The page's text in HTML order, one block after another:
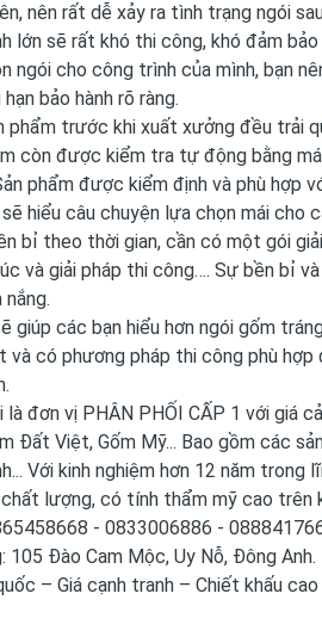
nên rất dễ xảy ra tình trạng ngói
lớn sẽ rất khó thi công, khó đảm
ngói cho công trình của mình, bạn
bảo hành rõ ràng.
phẩm trước khi xuất xưởng đều trải
còn được kiểm tra tự động bằng
phẩm được kiểm định và phù hợp
hiểu câu chuyện lựa chọn mái cho
bỉ theo thời gian, cần có một gói
và giải pháp thi công…. Sự bền bỉ
giúp các bạn hiểu hơn ngói gốm
và có phương pháp thi công phù
là đơn vị PHÂN PHỐI CẤP 1 với giá
Đất Việt, Gốm Mỹ... Bao gồm các
Với kinh nghiệm hơn 12 năm
lượng, có tính thẩm mỹ cao trên
- 0833006886 -
105 Đào Cam Mộc, Uy Nỗ, Đông Anh.
– Giá cạnh tranh – Chiết khấu